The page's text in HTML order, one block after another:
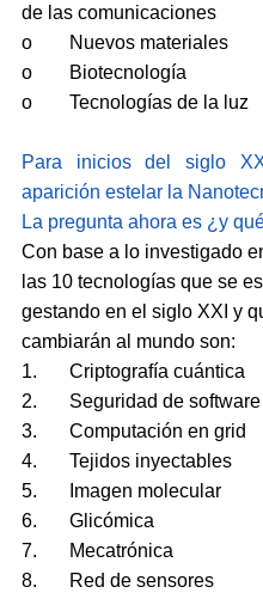
de las comunicaciones
o	Nuevos materiales
o	Biotecnología
o	Tecnologías de la luz
Para inicios del siglo
aparición estelar la
La pregunta ahora es ¿y
Con base a lo investigado
las 10 tecnologías que se
gestando en el siglo XXI y
cambiarán al mundo son:
1.	Criptografía cuántica
2.	Seguridad de software
3.	Computación en grid
4.	Tejidos inyectables
5.	Imagen molecular
6.	Glicómica
7.	Mecatrónica
8.	Red de sensores